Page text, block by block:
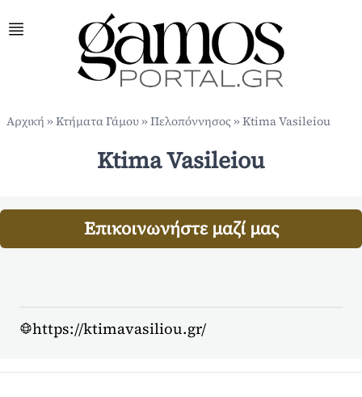
Αρχική »Κτήματα Γάμου»Πελοπόννησος»Ktima Vasileiou
Ktima Vasileiou
Επικοινωνήστε μαζί μας
https://ktimavasiliou.gr/